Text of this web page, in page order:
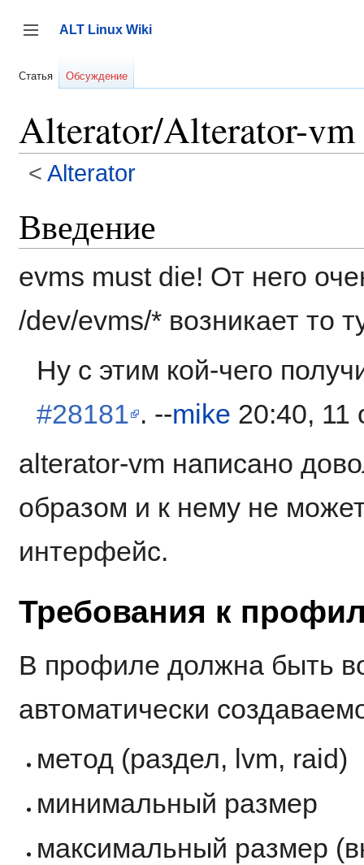
содержанию
Переключить боковую панель
ALT Linux Wiki
Статья Обсуждение
Alterator/Alterator-vm
< Alterator
Введение
evms must die! От него
/dev/evms/* возникает то
Ну с этим кой-чего
#28181 . --mike 20:40, 11
alterator-vm написано
образом и к нему не
интерфейс.
Требования к
В профиле должна быть
автоматически
метод (раздел, lvm, raid)
минимальный размер
максимальный размер